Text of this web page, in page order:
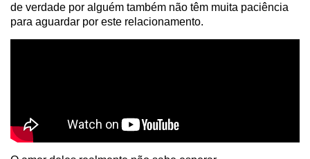
de verdade por alguém também não têm muita paciência
para aguardar por este relacionamento.